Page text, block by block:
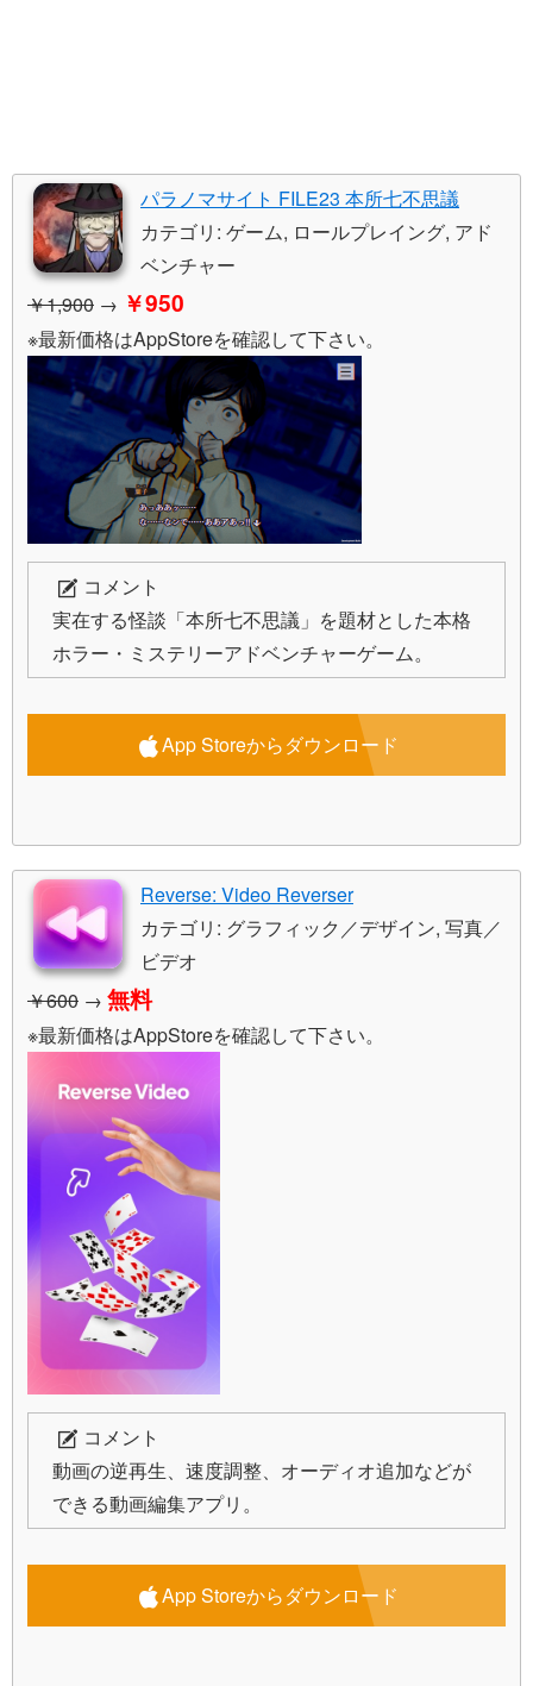
パラノマサイト FILE23 本所七不思議
カテゴリ: ゲーム, ロールプレイング, アド
ベンチャー
￥1,900 → ￥950
※最新価格はAppStoreを確認して下さい。
コメント
実在する怪談「本所七不思議」を題材とした本格
ホラー・ミステリーアドベンチャーゲーム。
App Storeからダウンロード
Reverse: Video Reverser
カテゴリ: グラフィック／デザイン, 写真／
ビデオ
￥600 → 無料
※最新価格はAppStoreを確認して下さい。
コメント
動画の逆再生、速度調整、オーディオ追加などが
できる動画編集アプリ。
App Storeからダウンロード